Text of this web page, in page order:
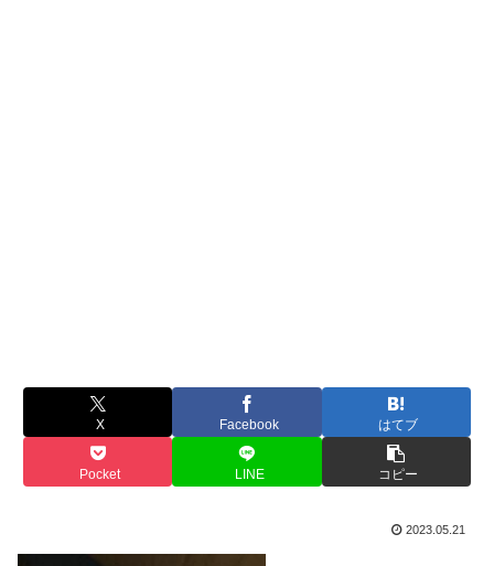
X Facebook はてブ
Pocket LINE コピー
2023.05.21